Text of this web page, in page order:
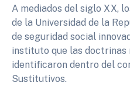
A mediados del siglo XX,
de la Universidad de la
de seguridad social
instituto que las doctrinas
identificaron dentro del
Sustitutivos.